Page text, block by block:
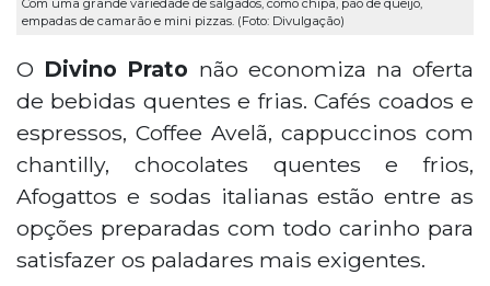
Com uma grande variedade de salgados, como chipa, pão de queijo,
empadas de camarão e mini pizzas. (Foto: Divulgação)
O Divino Prato não economiza na oferta
de bebidas quentes e frias. Cafés coados e
espressos, Coffee Avelã, cappuccinos com
chantilly, chocolates quentes e frios,
Afogattos e sodas italianas estão entre as
opções preparadas com todo carinho para
satisfazer os paladares mais exigentes.